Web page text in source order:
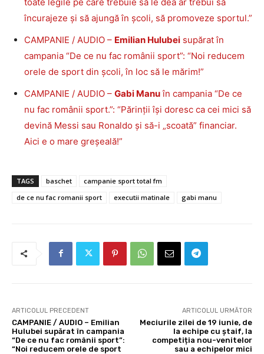
încurajeze și să ajungă în școli, să promoveze sportul.”
CAMPANIE / AUDIO – Emilian Hulubei supărat în
campania “De ce nu fac românii sport”: “Noi reducem
orele de sport din școli, în loc să le mărim!”
CAMPANIE / AUDIO – Gabi Manuîn campania “De ce
nu fac românii sport.”: “Părinții își doresc ca cei mici să
devină Messi sau Ronaldo și să-i „scoată” financiar.
Aici e o mare greșeală!”
TAGS baschet
campanie sport total fm
de ce nu fac romanii sport
executii matinale gabi manu
ARTICOLUL PRECEDENT
CAMPANIE / AUDIO – Emilian
Hulubei supărat în campania
“De ce nu fac românii sport”:
“Noi reducem orele de sport
ARTICOLUL URMĂTOR
Meciurile zilei de 19 iunie, de
la echipe cu ștaif, la
competiția nou-venitelor
sau a echipelor mici